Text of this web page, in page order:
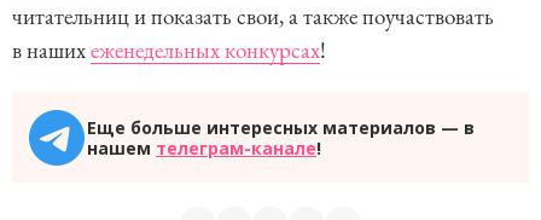
читательниц и показать свои, а также поучаствовать
в нашихеженедельных конкурсах!
Еще больше интересных материалов — в
нашем телеграм-канале!